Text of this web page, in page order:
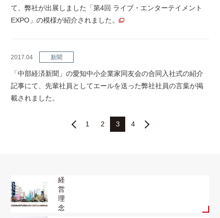
て、弊社が出展しました「第4回 ライブ・エンターテイメント
EXPO」の模様が紹介されました。
2017.04 新聞
「中部経済新聞」の愛知中小企業家同友会の合同入社式の紹介
記事にて、先輩社員としてエールを送った弊社社員の言葉が掲
載されました。
1 2 3 4
経
営
理
念